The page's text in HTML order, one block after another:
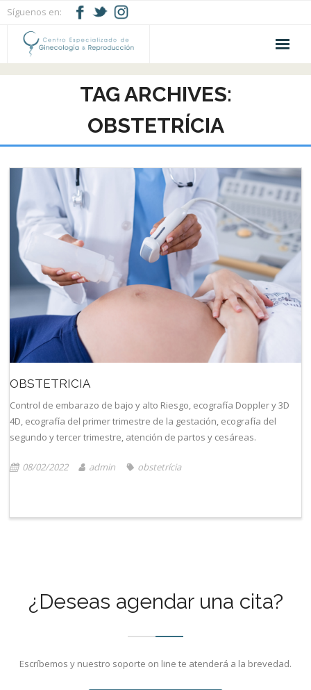
Síguenos en:
Inicio
Servicios
Noticias
Contacto
TAG ARCHIVES:
OBSTETRÍCIA
OBSTETRICIA
Control de embarazo de bajo y alto Riesgo, ecografía Doppler y 3D
4D, ecografía del primer trimestre de la gestación, ecografía del
segundo y tercer trimestre, atención de partos y cesáreas.
08/02/2022 admin obstetrícia
¿Deseas agendar una cita?
Escríbemos y nuestro soporte on line te atenderá a la brevedad.